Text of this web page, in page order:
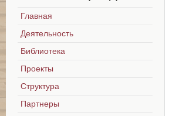
Главная
Деятельность
Библиотека
Проекты
Структура
Партнеры